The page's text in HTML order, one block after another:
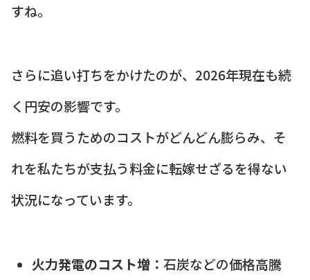
すね。
さらに追い打ちをかけたのが、2026年現在も続
く円安の影響です。
燃料を買うためのコストがどんどん膨らみ、そ
れを私たちが支払う料金に転嫁せざるを得ない
状況になっています。
火力発電のコスト増： 石炭などの価格高騰